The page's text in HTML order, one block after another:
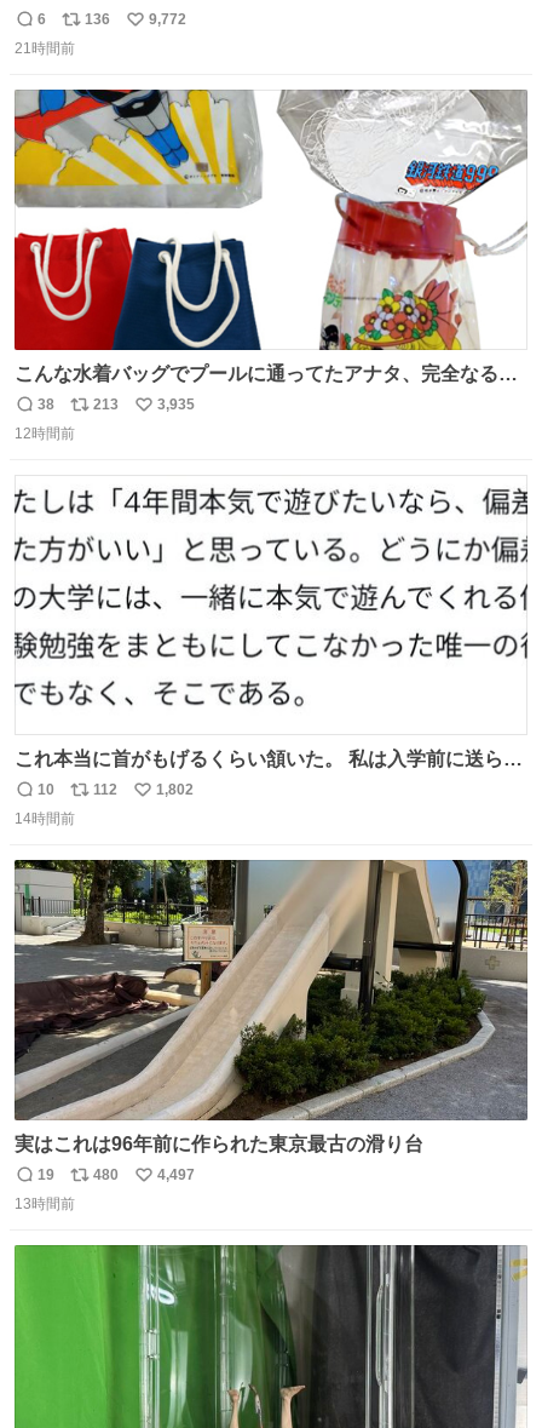
ないと荷物入らん。女のカバンってなんでこんなちっさい
の
返
信
6
リ
ポ
ト
数
136
い
数
9,772
21時間前
こんな水着バッグでプールに通ってたアナタ、完全なる同
世代（笑） #70年代 #80年代 #昭和レトロ
返
信
38
リ
ポ
ト
数
213
い
数
3,935
12時間前
これ本当に首がもげるくらい頷いた。 私は入学前に送られ
てきた、大学のサークル紹介冊子を見た時点で終わりを感
じたので、女子大でもないくせに偏差値の高い大学のイン
た。 高偏差値に行けないならせめてそれくらいした方が予
後がいいです。 https://t.co/9nMHIrETkw
返
信
10
リ
ポ
ト
数
112
い
数
1,802
14時間前
実はこれは96年前に作られた東京最古の滑り台
返
信
19
リ
ポ
480
い
数
4,497
13時間前